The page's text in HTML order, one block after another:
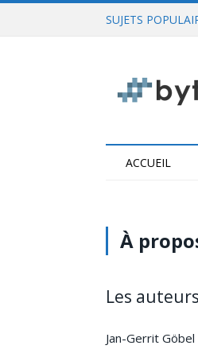
SUJETS
ACCUEIL
À
Les auteurs
Jan-Gerrit Göbel